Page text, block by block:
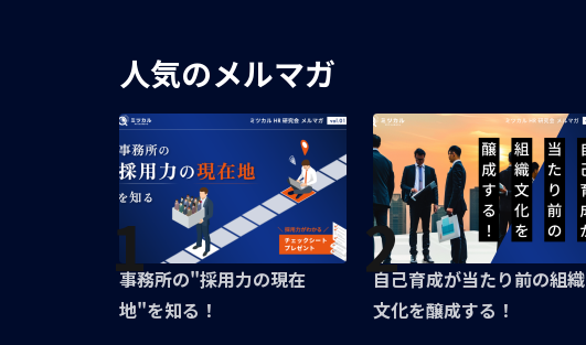
人気のメルマガ
1
事務所の"採用力の現在
地"を知る！
2
自己育成が当たり前の組織
文化を醸成する！